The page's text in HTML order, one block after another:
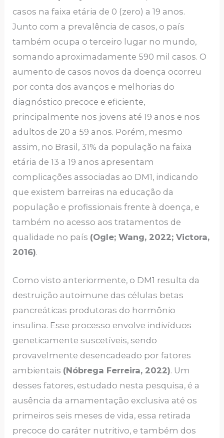
casos na faixa etária de 0 (zero) a 19 anos.
Junto com a prevalência de casos, o país
também ocupa o terceiro lugar no mundo,
somando aproximadamente 590 mil casos. O
aumento de casos novos da doença ocorreu
por conta dos avanços e melhorias do
diagnóstico precoce e eficiente,
principalmente nos jovens até 19 anos e nos
adultos de 20 a 59 anos. Porém, mesmo
assim, no Brasil, 31% da população na faixa
etária de 13 a 19 anos apresentam
complicações associadas ao DM1, indicando
que existem barreiras na educação da
população e profissionais frente à doença, e
também no acesso aos tratamentos de
qualidade no país (Ogle; Wang, 2022; Victora,
2016).
Como visto anteriormente, o DM1 resulta da
destruição autoimune das células betas
pancreáticas produtoras do hormônio
insulina. Esse processo envolve indivíduos
geneticamente suscetíveis, sendo
provavelmente desencadeado por fatores
ambientais (Nóbrega Ferreira, 2022). Um
desses fatores, estudado nesta pesquisa, é a
ausência da amamentação exclusiva até os
primeiros seis meses de vida, essa retirada
precoce do caráter nutritivo, e também dos